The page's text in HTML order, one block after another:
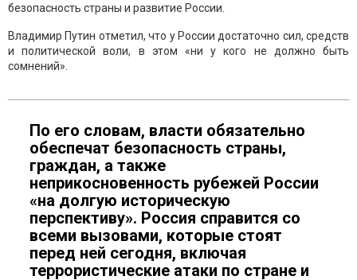
безопасность страны и развитие России.
Владимир Путин отметил, что у России достаточно сил, средств
и политической воли, в этом «ни у кого не должно быть
сомнений».
По его словам, власти обязательно
обеспечат безопасность страны,
граждан, а также
неприкосновенность рубежей России
«на долгую историческую
перспективу». Россия справится со
всеми вызовами, которые стоят
перед ней сегодня, включая
террористические атаки по стране и